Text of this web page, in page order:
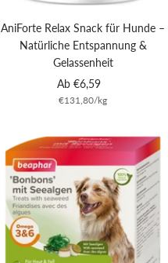
AniForte Relax Snack für Hunde –
Natürliche Entspannung &
Gelassenheit
Angebotspreis
Ab €6,59
€131,80/kg